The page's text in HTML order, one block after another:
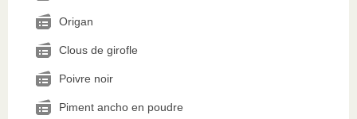
Origan
Clous de girofle
Poivre noir
Piment ancho en poudre